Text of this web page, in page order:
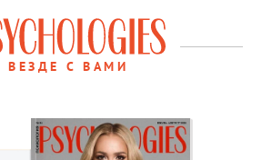
ВЕЗДЕ С ВАМИ